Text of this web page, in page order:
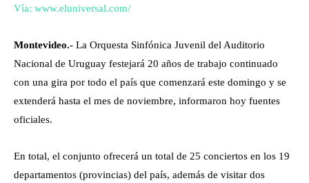
Vía: www.eluniversal.com/
Montevideo.- La Orquesta Sinfónica Juvenil del Auditorio
Nacional de Uruguay festejará 20 años de trabajo continuado
con una gira por todo el país que comenzará este domingo y se
extenderá hasta el mes de noviembre, informaron hoy fuentes
oficiales.
En total, el conjunto ofrecerá un total de 25 conciertos en los 19
departamentos (provincias) del país, además de visitar dos